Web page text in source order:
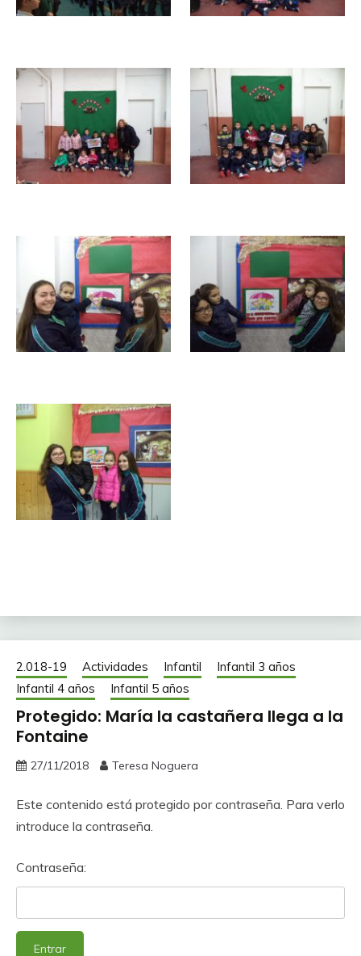
2.018-19 Actividades Infantil
Infantil 3 años
Infantil 4 años
Infantil 5 años
Protegido: María la castañera llega a la
Fontaine
27/11/2018 Teresa Noguera
Este contenido está protegido por contraseña. Para verlo
introduce la contraseña.
Contraseña: